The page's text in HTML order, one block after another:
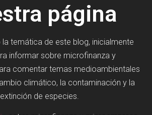
página
la temática de este blog, inicialmente
informar sobre microfinanza y
comentar temas medioambientales
climático, la contaminación y la
extinción de especies.